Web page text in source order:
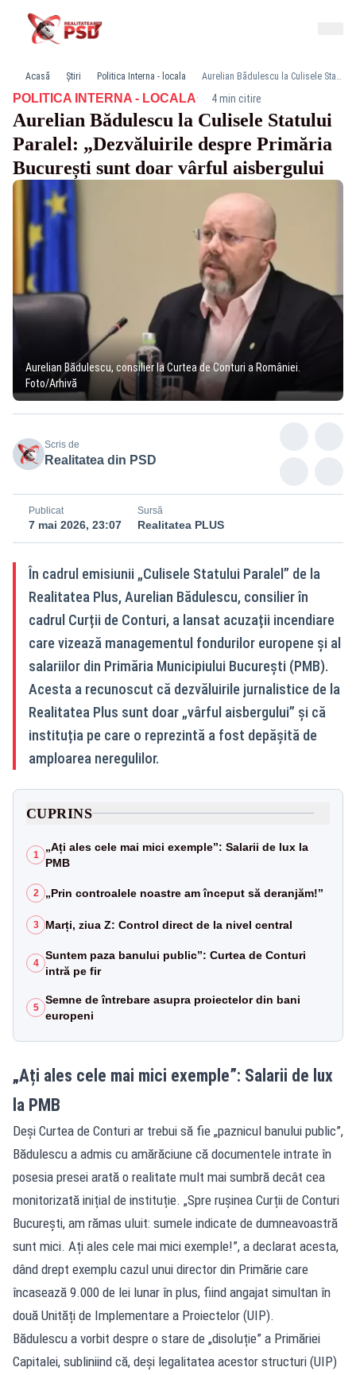
Acasă Știri Politica Interna - locala Aurelian Bădulescu la Culisele Statului Paralel: „Dezvăluirile despre Primăria București sunt doar vârful aisbergului
POLITICA INTERNA - LOCALA· 4 min citire
Aurelian Bădulescu la Culisele Statului
Paralel: „Dezvăluirile despre Primăria
București sunt doar vârful aisbergului
Aurelian Bădulescu, consilier la Curtea de Conturi a României.
Foto/Arhivă
Scris de
Realitatea din PSD
Publicat
7 mai 2026, 23:07
Sursă
Realitatea PLUS
În cadrul emisiunii „Culisele Statului Paralel” de la
Realitatea Plus, Aurelian Bădulescu, consilier în
cadrul Curții de Conturi, a lansat acuzații incendiare
care vizează managementul fondurilor europene și al
salariilor din Primăria Municipiului București (PMB).
Acesta a recunoscut că dezvăluirile jurnalistice de la
Realitatea Plus sunt doar „vârful aisbergului” și că
instituția pe care o reprezintă a fost depășită de
amploarea neregulilor.
CUPRINS
1
„Ați ales cele mai mici exemple”: Salarii de lux la
PMB
2 „Prin controalele noastre am început să deranjăm!”
3 Marți, ziua Z: Control direct de la nivel central
4
Suntem paza banului public”: Curtea de Conturi
intră pe fir
5
Semne de întrebare asupra proiectelor din bani
europeni
„Ați ales cele mai mici exemple”: Salarii de lux
la PMB
Deși Curtea de Conturi ar trebui să fie „paznicul banului public”,
Bădulescu a admis cu amărăciune că documentele intrate în
posesia presei arată o realitate mult mai sumbră decât cea
monitorizată inițial de instituție. „Spre rușinea Curții de Conturi
București, am rămas uluit: sumele indicate de dumneavoastră
sunt mici. Ați ales cele mai mici exemple!”, a declarat acesta,
dând drept exemplu cazul unui director din Primărie care
încasează 9.000 de lei lunar în plus, fiind angajat simultan în
două Unități de Implementare a Proiectelor (UIP).
Bădulescu a vorbit despre o stare de „disoluție” a Primăriei
Capitalei, subliniind că, deși legalitatea acestor structuri (UIP)